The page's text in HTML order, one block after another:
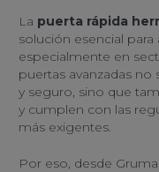
La puerta rápida
solución esencial
especialmente en
puertas avanzadas
y seguro, sino que
y cumplen con las
más exigentes.
Por eso, desde